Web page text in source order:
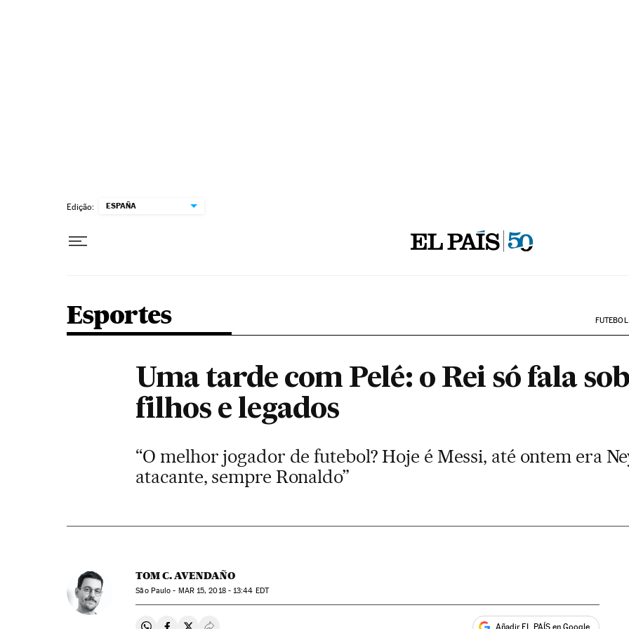
Edição: ESPAÑA
Esportes FUTEBOL
Uma tarde com Pelé: o Rei só fala
filhos e legados
“O melhor jogador de futebol? Hoje é Messi, até ontem era
atacante, sempre Ronaldo”
TOM C. AVENDAÑO
São Paulo - MAR15, 2018 - 13:44 EDT
Añadir EL PAÍS en Google